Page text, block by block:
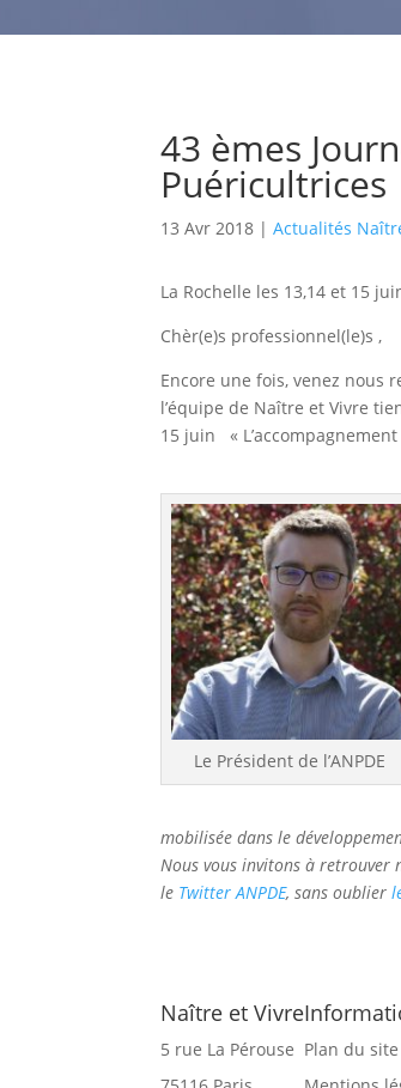
43 èmes
Puéricultrices
13 Avr 2018 |Actualités
La Rochelle les 13,14 et 15
Chèr(e)s professionnel(le)s ,
Encore une fois, venez nous
l’équipe de Naître et Vivre
15 juin «
Le Président de l’ANPDE
mobilisée dans le
Nous vous invitons à retrouver
le Twitter ANPDE, sans oublier
Naître et Vivre
5 rue La Pérouse Plan du site